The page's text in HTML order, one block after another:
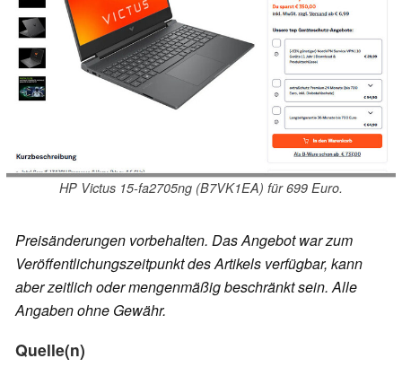
HP Victus 15-fa2705ng (B7VK1EA) für 699 Euro.
Preisänderungen vorbehalten. Das Angebot war zum
Veröffentlichungszeitpunkt des Artikels verfügbar, kann
aber zeitlich oder mengenmäßig beschränkt sein. Alle
Angaben ohne Gewähr.
Quelle(n)